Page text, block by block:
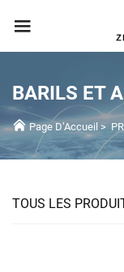
BARILS ET
Page D’Accueil >
TOUS LES